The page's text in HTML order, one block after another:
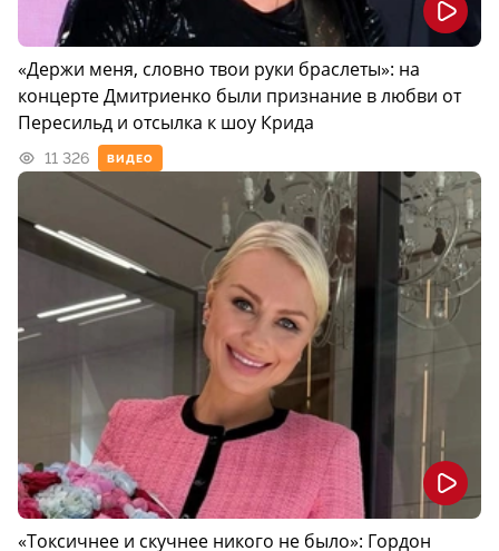
ВИДЕО
«Держи меня, словно твои руки браслеты»: на
концерте Дмитриенко были признание в любви от
Пересильд и отсылка к шоу Крида
11 326
«Токсичнее и скучнее никого не было»: Гордон